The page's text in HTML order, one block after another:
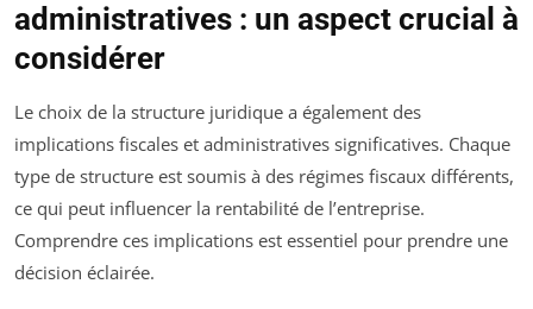
administratives : un aspect crucial à
considérer
Le choix de la structure juridique a également des
implications fiscales et administratives significatives. Chaque
type de structure est soumis à des régimes fiscaux différents,
ce qui peut influencer la rentabilité de l’entreprise.
Comprendre ces implications est essentiel pour prendre une
décision éclairée.